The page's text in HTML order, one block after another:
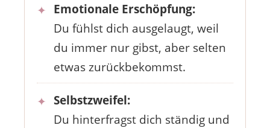
Emotionale Erschöpfung:
Du fühlst dich ausgelaugt, weil
du immer nur gibst, aber selten
etwas zurückbekommst.
Selbstzweifel:
Du hinterfragst dich ständig und